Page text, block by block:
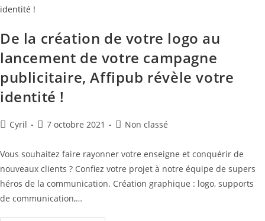
De la création de votre logo au
lancement de votre campagne
publicitaire, Affipub révèle votre
identité !
Cyril 7 octobre 2021 Non classé
Vous souhaitez faire rayonner votre enseigne et conquérir de
nouveaux clients ? Confiez votre projet à notre équipe de supers
héros de la communication. Création graphique : logo, supports
de communication,…